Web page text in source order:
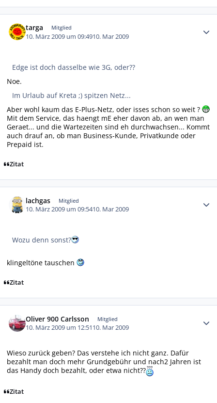
targa Mitglied
10. März 2009 um 09:4910. Mar 2009
Edge ist doch dasselbe wie 3G, oder??
Noe.
Im Urlaub auf Kreta ;) spitzen Netz...
Aber wohl kaum das E-Plus-Netz, oder isses schon so weit ?
Mit dem Service, das haengt mE eher davon ab, an wen man
Geraet... und die Wartezeiten sind eh durchwachsen... Kommt
auch drauf an, ob man Business-Kunde, Privatkunde oder
Prepaid ist.
Zitat
lachgas Mitglied
10. März 2009 um 09:5410. Mar 2009
Wozu denn sonst?
klingeltöne tauschen
Zitat
Oliver 900 Carlsson Mitglied
10. März 2009 um 12:5110. Mar 2009
Wieso zurück geben? Das verstehe ich nicht ganz. Dafür
bezahlt man doch mehr Grundgebühr und nach2 Jahren ist
das Handy doch bezahlt, oder etwa nicht??
Zitat